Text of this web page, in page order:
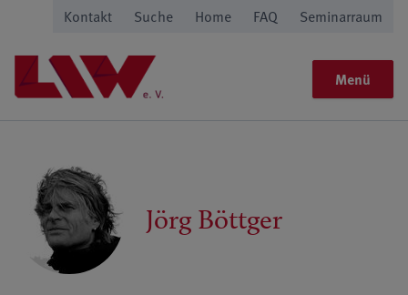
Kontakt Suche Home FAQ Seminarraum
Menü
Jörg Böttger